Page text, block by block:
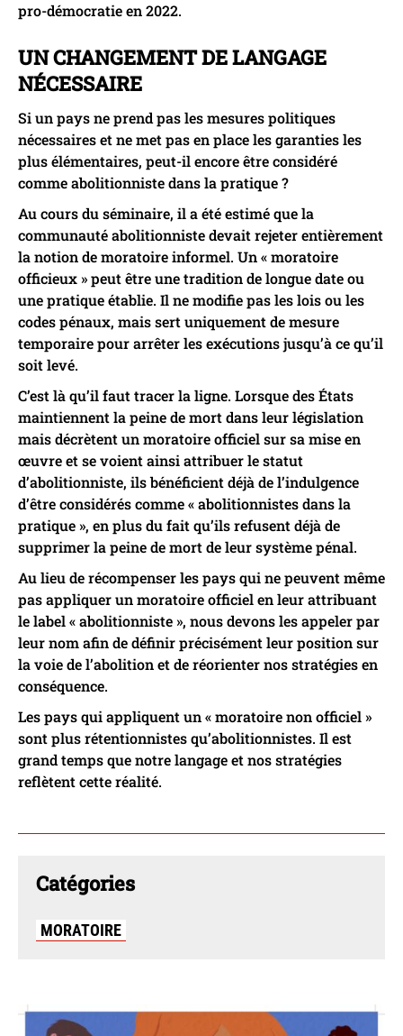
pro-démocratie en 2022.
UN CHANGEMENT DE LANGAGE
NÉCESSAIRE
Si un pays ne prend pas les mesures politiques
nécessaires et ne met pas en place les garanties les
plus élémentaires, peut-il encore être considéré
comme abolitionniste dans la pratique ?
Au cours du séminaire, il a été estimé que la
communauté abolitionniste devait rejeter entièrement
la notion de moratoire informel. Un « moratoire
officieux » peut être une tradition de longue date ou
une pratique établie. Il ne modifie pas les lois ou les
codes pénaux, mais sert uniquement de mesure
temporaire pour arrêter les exécutions jusqu’à ce qu’il
soit levé.
C’est là qu’il faut tracer la ligne. Lorsque des États
maintiennent la peine de mort dans leur législation
mais décrètent un moratoire officiel sur sa mise en
œuvre et se voient ainsi attribuer le statut
d’abolitionniste, ils bénéficient déjà de l’indulgence
d’être considérés comme « abolitionnistes dans la
pratique », en plus du fait qu’ils refusent déjà de
supprimer la peine de mort de leur système pénal.
Au lieu de récompenser les pays qui ne peuvent même
pas appliquer un moratoire officiel en leur attribuant
le label « abolitionniste », nous devons les appeler par
leur nom afin de définir précisément leur position sur
la voie de l’abolition et de réorienter nos stratégies en
conséquence.
Les pays qui appliquent un « moratoire non officiel »
sont plus rétentionnistes qu’abolitionnistes. Il est
grand temps que notre langage et nos stratégies
reflètent cette réalité.
Catégories
MORATOIRE